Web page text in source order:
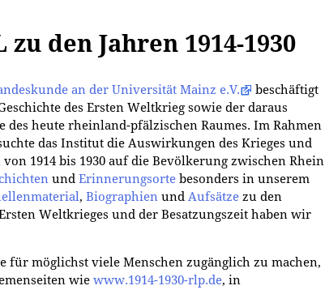
den Jahren 1914-1930
an der Universität Mainz e.V.
beschäftigt
des Ersten Weltkrieg sowie der daraus
des heute rheinland-pfälzischen Raumes. Im Rahmen
das Institut die Auswirkungen des Krieges und
1914 bis 1930 auf die Bevölkerung zwischen Rhein
und Erinnerungsorte besonders in unserem
, Biographien und Aufsätze zu den
Weltkrieges und der Besatzungszeit haben wir
für möglichst viele Menschen zugänglich zu machen,
wie www.1914-1930-rlp.de, in